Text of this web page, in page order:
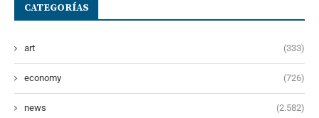
CATEGORÍAS
art (333)
economy (726)
news (2.582)